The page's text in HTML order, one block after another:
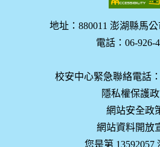
地址：880011 澎湖縣馬
電話：06-926-
校安中心緊急聯絡電話
隱私權保護
網站安全政
網站資料開放
您是第 13592057